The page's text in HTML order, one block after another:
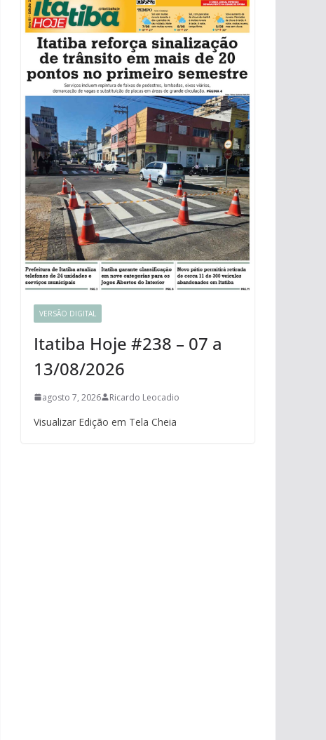
VERSÃO DIGITAL
Itatiba Hoje #238 – 07 a
13/08/2026
agosto 7, 2026 Ricardo Leocadio
Visualizar Edição em Tela Cheia